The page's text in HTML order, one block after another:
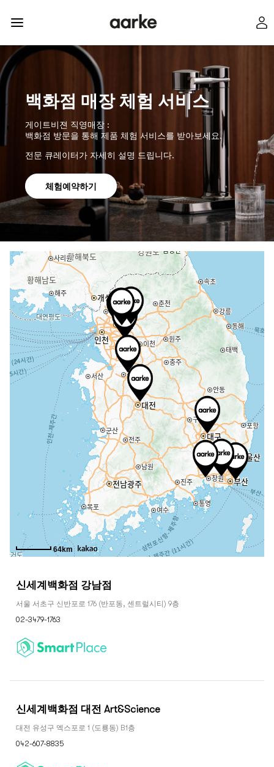
백화점 매장 체험 서비스
게이트비젼 직영매장 :
백화점 방문을 통해 제품 체험 서비스를 받아보세요.
전문 큐레이터가 자세히 설명 드립니다.
체험예약하기
신세계백화점 강남점
주
서울 서초구 신반포로 176 (반포동, 센트럴시티) 9층
02-3479-1763
신세계백화점 대전 Art&Science
주
대전 유성구 엑스포로 1 (도룡동) B1층
042-607-8835
64km
64km